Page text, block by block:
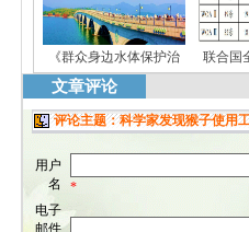
《群众身边水体保护治 联合国
文章评论